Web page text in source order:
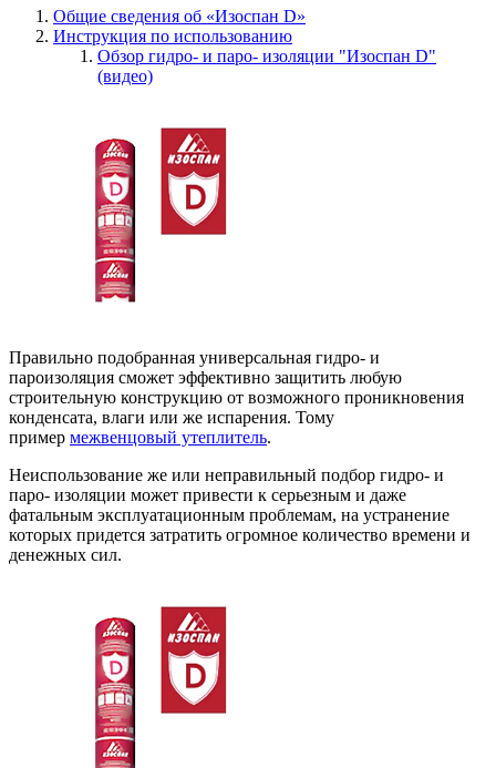
Общие сведения об «Изоспан D»
Инструкция по использованию
Обзор гидро- и паро- изоляции "Изоспан D"
(видео)
Правильно подобранная универсальная гидро- и
пароизоляция сможет эффективно защитить любую
строительную конструкцию от возможного проникновения
конденсата, влаги или же испарения. Тому
пример межвенцовый утеплитель.
Неиспользование же или неправильный подбор гидро- и
паро- изоляции может привести к серьезным и даже
фатальным эксплуатационным проблемам, на устранение
которых придется затратить огромное количество времени и
денежных сил.